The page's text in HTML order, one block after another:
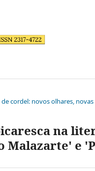
de cordel: novos olhares,
na
Malazarte' e